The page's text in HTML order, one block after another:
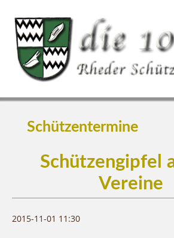
Schützentermine
Schützengipfel
Vereine
2015-11-01 11:30